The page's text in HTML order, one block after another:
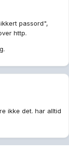
passord",
http.
ikke det. har alltid